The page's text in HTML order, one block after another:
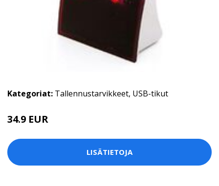
Kategoriat: Tallennustarvikkeet, USB-tikut
34.9 EUR
LISÄTIETOJA